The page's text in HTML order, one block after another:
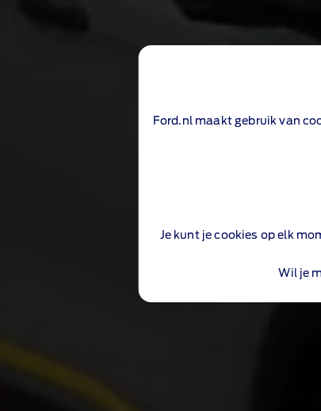
Ford.nl maakt gebruik van
Je kunt je cookies op elk
Wil je